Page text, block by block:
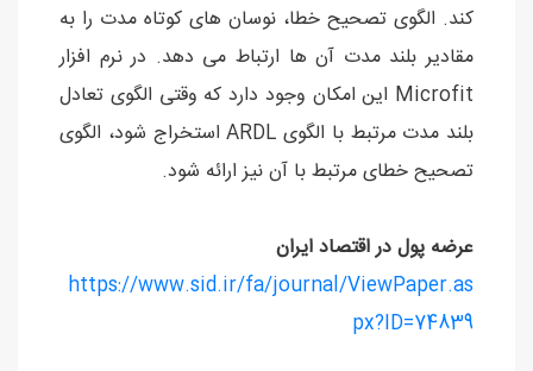
کند. الگوی تصحیح خطا، نوسان های کوتاه مدت را به
مقادیر بلند مدت آن ها ارتباط می دهد. در نرم افزار
Microfit این امکان وجود دارد که وقتی الگوی تعادل
بلند مدت مرتبط با الگوی ARDL استخراج شود، الگوی
تصحیح خطای مرتبط با آن نیز ارائه شود.
عرضه پول در اقتصاد ايران
https://www.sid.ir/fa/journal/ViewPaper.as
px?ID=74839